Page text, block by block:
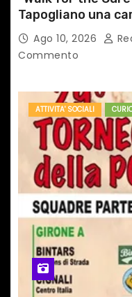
Tapogliano una
prevenzione dei
Ago 10, 2026
Commento
ATTIVITA' SOCIALI